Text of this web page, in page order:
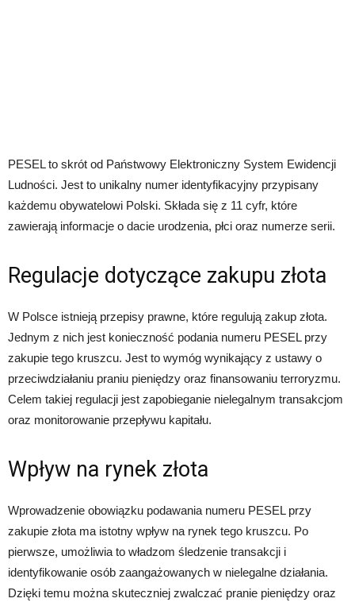
PESEL to skrót od Państwowy Elektroniczny System Ewidencji
Ludności. Jest to unikalny numer identyfikacyjny przypisany
każdemu obywatelowi Polski. Składa się z 11 cyfr, które
zawierają informacje o dacie urodzenia, płci oraz numerze serii.
Regulacje dotyczące zakupu złota
W Polsce istnieją przepisy prawne, które regulują zakup złota.
Jednym z nich jest konieczność podania numeru PESEL przy
zakupie tego kruszcu. Jest to wymóg wynikający z ustawy o
przeciwdziałaniu praniu pieniędzy oraz finansowaniu terroryzmu.
Celem takiej regulacji jest zapobieganie nielegalnym transakcjom
oraz monitorowanie przepływu kapitału.
Wpływ na rynek złota
Wprowadzenie obowiązku podawania numeru PESEL przy
zakupie złota ma istotny wpływ na rynek tego kruszcu. Po
pierwsze, umożliwia to władzom śledzenie transakcji i
identyfikowanie osób zaangażowanych w nielegalne działania.
Dzięki temu można skuteczniej zwalczać pranie pieniędzy oraz